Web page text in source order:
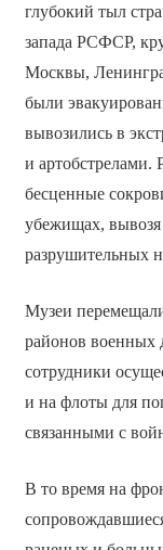
глубокий тыл
запада РСФСР,
Москвы,
были
вывозились в
и артобстрелами.
бесценные
убежищах, вывозя
разрушительных
Музеи
районов военных
сотрудники
и на флоты для
связанными с
В то время на